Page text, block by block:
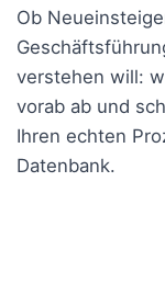
Ob
verstehen will:
vorab ab und
Ihren echten
Datenbank.